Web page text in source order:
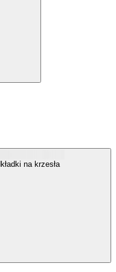
na krzesła